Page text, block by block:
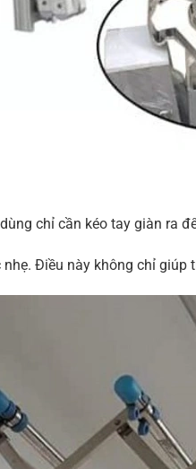
chỉ cần kéo tay giàn ra
Điều này không chỉ